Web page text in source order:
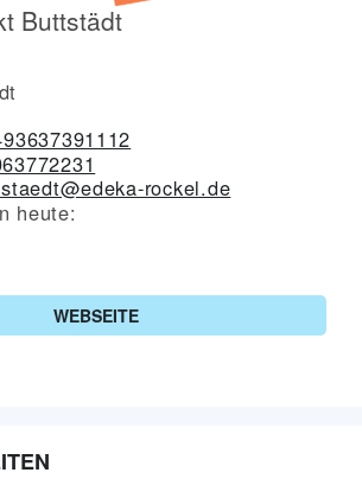
Buttstädt
rockel.de
heute:
WEBSEITE